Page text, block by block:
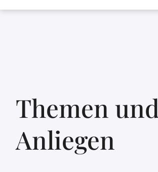
Themen und
Anliegen